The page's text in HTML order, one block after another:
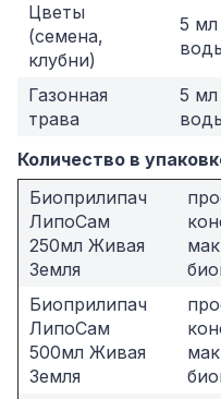
Цветы
(семена,
клубни)
5
Газонная
трава
5
Количество в
Биоприлипач
ЛипоСам
250мл Живая
Земля
Биоприлипач
ЛипоСам
500мл Живая
Земля